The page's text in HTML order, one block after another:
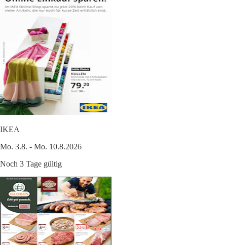
IKEA
Mo. 3.8. - Mo. 10.8.2026
Noch 3 Tage gültig